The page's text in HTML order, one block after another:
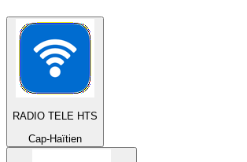
RADIO TELE HTS
Cap-Haïtien